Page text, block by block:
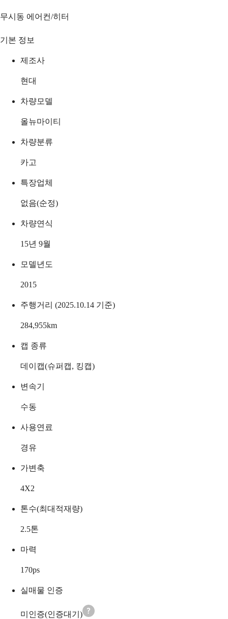
무시동 에어컨/히터
기본 정보
제조사
현대
차량모델
올뉴마이티
차량분류
카고
특장업체
없음(순정)
차량연식
15년 9월
모델년도
2015
주행거리 (2025.10.14 기준)
284,955km
캡 종류
데이캡(슈퍼캡, 킹캡)
변속기
수동
사용연료
경유
가변축
4X2
톤수(최대적재량)
2.5톤
마력
170ps
실매물 인증
미인증(인증대기)